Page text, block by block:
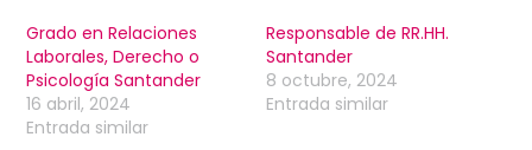
Grado en Relaciones
Laborales, Derecho o
Psicología Santander
16 abril, 2024
Entrada similar
Responsable de RR.HH.
Santander
8 octubre, 2024
Entrada similar